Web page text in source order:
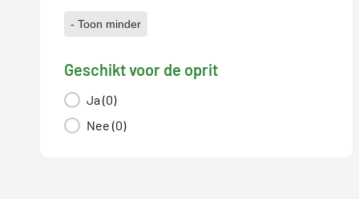
- Toon minder
Geschikt voor de oprit
Geschikt voor de oprit
Ja (0)
Nee (0)